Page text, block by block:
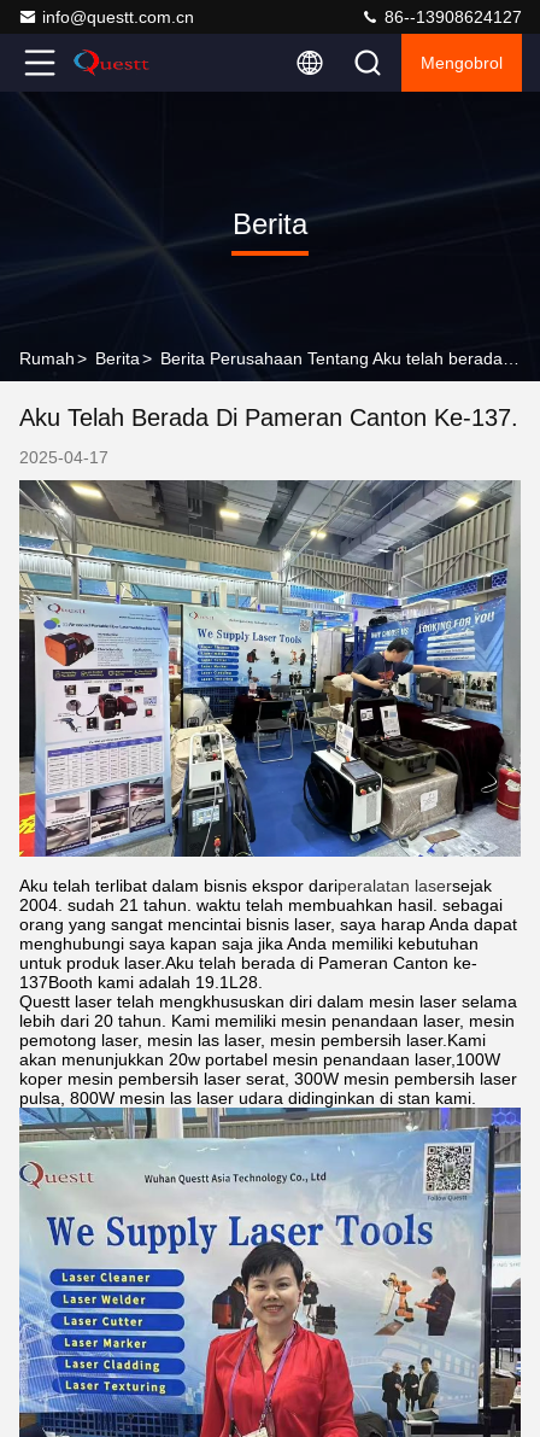
info@questt.com.cn 86--13908624127
Mengobrol
Berita
Rumah> Berita>
Aku Telah Berada Di Pameran Canton Ke-137.
2025-04-17
Aku telah terlibat dalam bisnis ekspor dariperalatan lasersejak
2004. sudah 21 tahun. waktu telah membuahkan hasil. sebagai
orang yang sangat mencintai bisnis laser, saya harap Anda dapat
menghubungi saya kapan saja jika Anda memiliki kebutuhan
untuk produk laser.Aku telah berada di Pameran Canton ke-
137Booth kami adalah 19.1L28.
Questt laser telah mengkhususkan diri dalam mesin laser selama
lebih dari 20 tahun. Kami memiliki mesin penandaan laser, mesin
pemotong laser, mesin las laser, mesin pembersih laser.Kami
akan menunjukkan 20w portabel mesin penandaan laser,100W
koper mesin pembersih laser serat, 300W mesin pembersih laser
pulsa, 800W mesin las laser udara didinginkan di stan kami.